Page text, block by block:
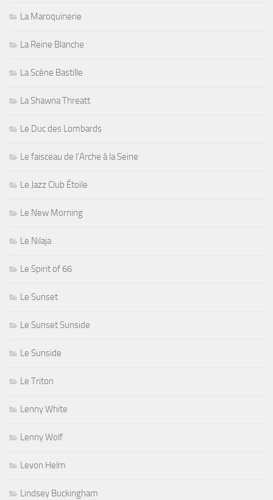
La Maroquinerie
La Reine Blanche
La Scène Bastille
La Shawna Threatt
Le Duc des Lombards
Le faisceau de l'Arche à la Seine
Le Jazz Club Étoile
Le New Morning
Le Nilaja
Le Spirit of 66
Le Sunset
Le Sunset Sunside
Le Sunside
Le Triton
Lenny White
Lenny Wolf
Levon Helm
Lindsey Buckingham